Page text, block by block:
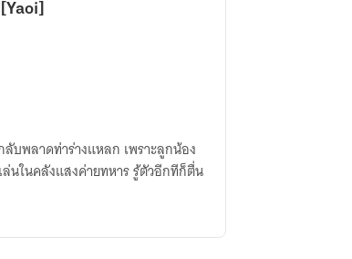
บพลาดท่าร่างแหลก เพราะลูกน้อง
แสงค่ายทหาร รู้ตัวอีกทีก็ตื่น